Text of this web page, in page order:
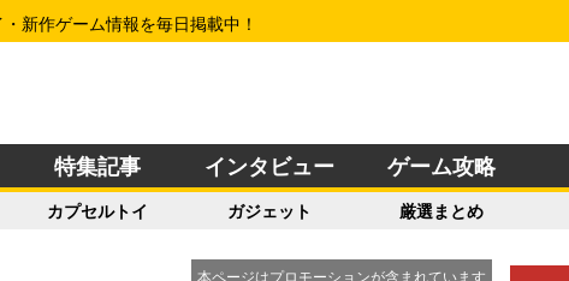
新作ゲーム情報を毎日掲載中！
特集記事 インタビュー ゲーム攻略
カプセルトイ ガジェット 厳選まとめ
本ページはプロモーションが含まれています